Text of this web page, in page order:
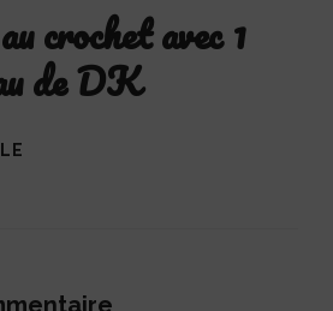
crochet avec 1
de DK